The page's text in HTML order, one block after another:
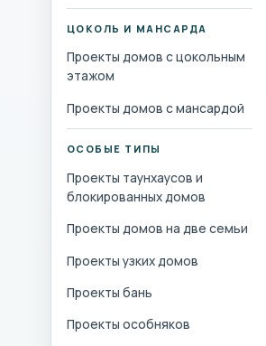
ЦОКОЛЬ И МАНСАРДА
Проекты домов с цокольным
этажом
Проекты домов с мансардой
ОСОБЫЕ ТИПЫ
Проекты таунхаусов и
блокированных домов
Проекты домов на две семьи
Проекты узких домов
Проекты бань
Проекты особняков